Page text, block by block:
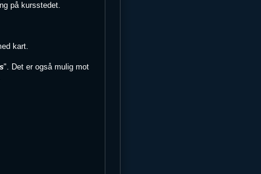
på kursstedet.
kart.
". Det er også mulig mot